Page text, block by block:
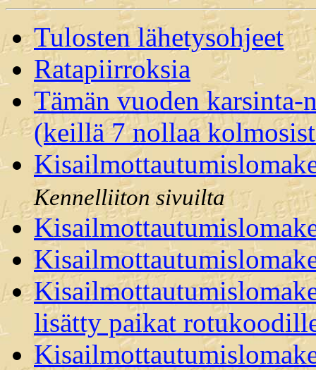
Tulosten lähetysohjeet
Ratapiirroksia
Tämän vuoden
(keillä 7 nollaa
Kennelliiton sivuilta
lisätty paikat